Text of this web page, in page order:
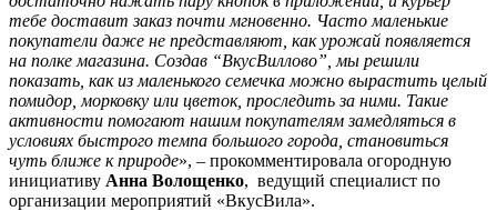
тебе доставит заказ почти мгновенно. Часто маленькие
покупатели даже не представляют, как урожай появляется
на полке магазина. Создав “ВкусВиллово”, мы решили
показать, как из маленького семечка можно вырастить целый
помидор, морковку или цветок, проследить за ними. Такие
активности помогают нашим покупателям замедляться в
условиях быстрого темпа большого города, становиться
чуть ближе к природе», – прокомментировала огородную
инициативу Анна Волощенко, ведущий специалист по
организации мероприятий «ВкусВила».